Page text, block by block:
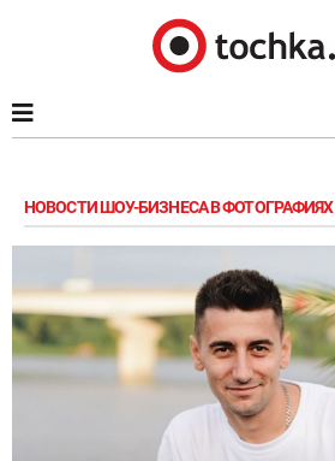
НОВОСТИ ШОУ-БИЗНЕСА В ФОТОГРАФИЯХ